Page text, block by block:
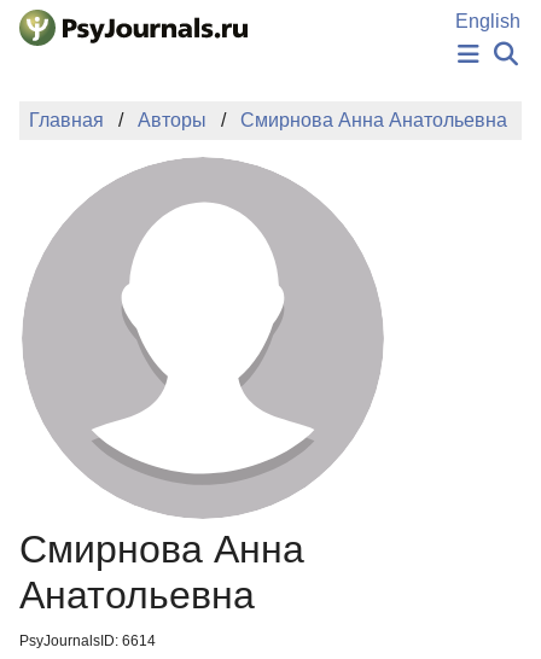
Перейти к основному содержанию
English
НОВОСТИ
АВТОРЫ
ПОДАТЬ РУКОПИСЬ
БАЗА ЗНАНИЙ
КЛЮЧЕВЫЕ СЛОВА
Регистрация
Главная Авторы Смирнова Анна Анатольевна
Смирнова Анна
Анатольевна
PsyJournalsID: 6614